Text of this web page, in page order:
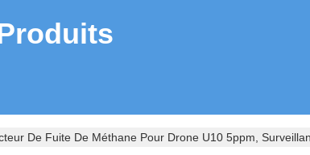
De Fuite De Méthane Pour Drone U10 5ppm,